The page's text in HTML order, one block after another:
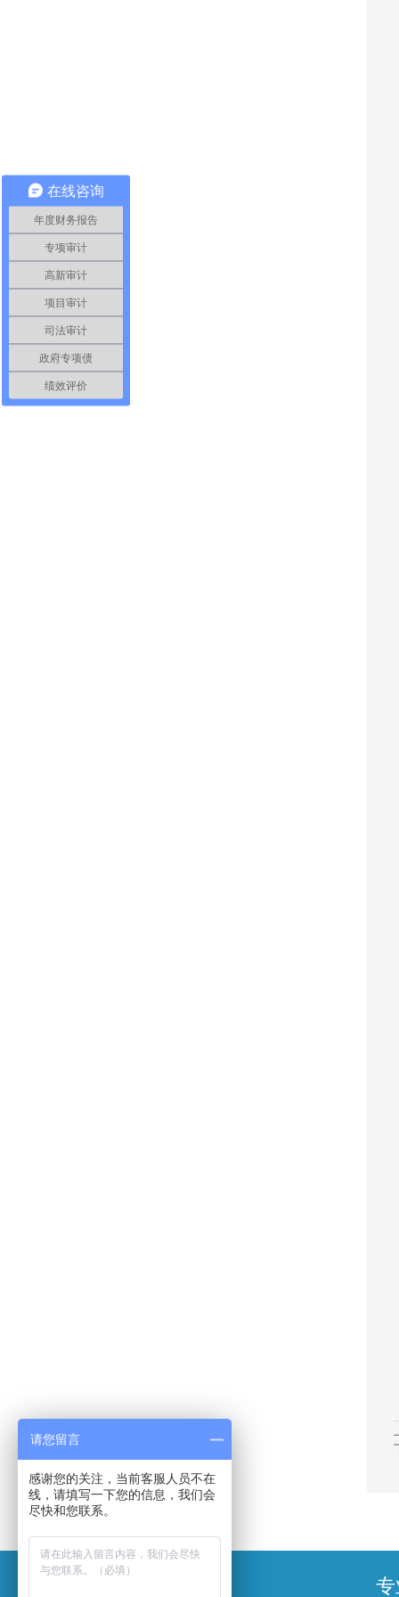
在线咨询
年度财务报告
专项审计
高新审计
项目审计
司法审计
政府专项债
绩效评价
请您留言
感谢您的关注，当前客服人员不在
线，请填写一下您的信息，我们会
尽快和您联系。